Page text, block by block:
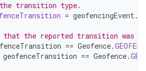
transition type.
= geofencingEvent.
the reported transition was
== Geofence.
geofenceTransition == Geofence.